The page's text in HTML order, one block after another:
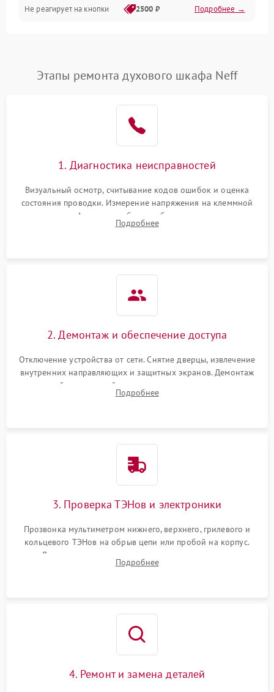
Не реагирует на кнопки 2500 ₽ Подробнее →
Этапы ремонта духового шкафа Neff
1. Диагностика неисправностей
Визуальный осмотр, считывание кодов ошибок и оценка
состояния проводки. Измерение напряжения на клеммной
колодке. Анализ жалоб на проблемы с нагревом,
конвекцией, панелью управления или блокировкой дверцы.
Подробнее
2. Демонтаж и обеспечение доступа
Отключение устройства от сети. Снятие дверцы, извлечение
внутренних направляющих и защитных экранов. Демонтаж
задней или верхней панели для прямого доступа к
нагревательным элементам, плате и вентиляторам.
Подробнее
3. Проверка ТЭНов и электроники
Прозвонка мультиметром нижнего, верхнего, грилевого и
кольцевого ТЭНов на обрыв цепи или пробой на корпус.
Диагностика термостата, датчиков температуры,
переключателя режимов и мотора конвекции.
Подробнее
4. Ремонт и замена деталей